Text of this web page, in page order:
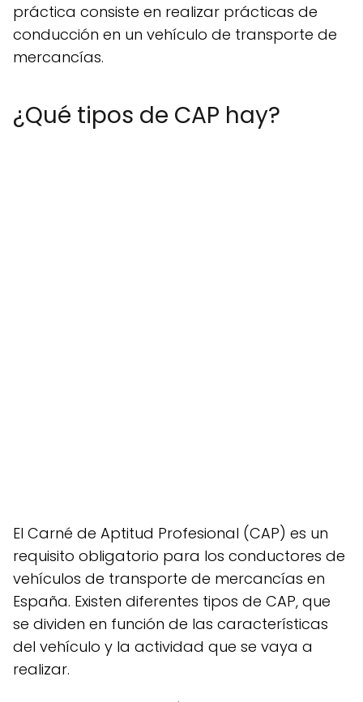
práctica consiste en realizar prácticas de
conducción en un vehículo de transporte de
mercancías.
¿Qué tipos de CAP hay?
El Carné de Aptitud Profesional (CAP) es un
requisito obligatorio para los conductores de
vehículos de transporte de mercancías en
España. Existen diferentes tipos de CAP, que
se dividen en función de las características
del vehículo y la actividad que se vaya a
realizar.